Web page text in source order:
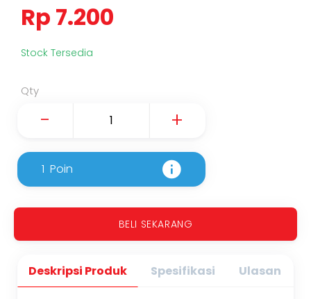
Rp 7.200
Stock Tersedia
Qty
+
-
1 Poin
BELI SEKARANG
Deskripsi Produk Spesifikasi Ulasan